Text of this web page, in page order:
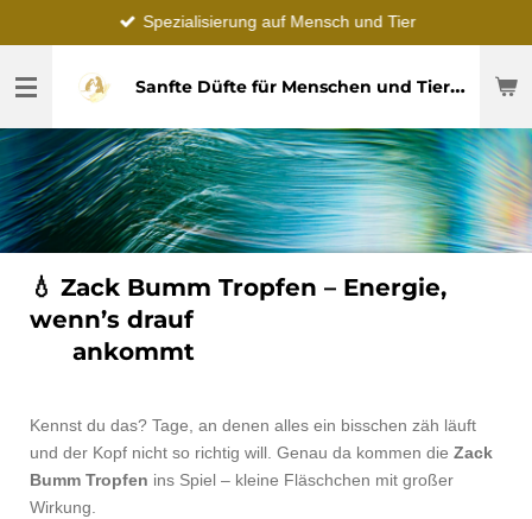
Hauptinhalt
springen
Sanfte Düfte für Menschen und Tier – echte Erfahrung von Petra
Spezialisierung auf Mensch und Tier
💧 Zack Bumm Tropfen – Energie,
wenn’s drauf
ankommt
Kennst du das? Tage, an denen alles ein bisschen zäh läuft
und der Kopf nicht so richtig will. Genau da kommen die Zack
Bumm Tropfen ins Spiel – kleine Fläschchen mit großer
Wirkung.